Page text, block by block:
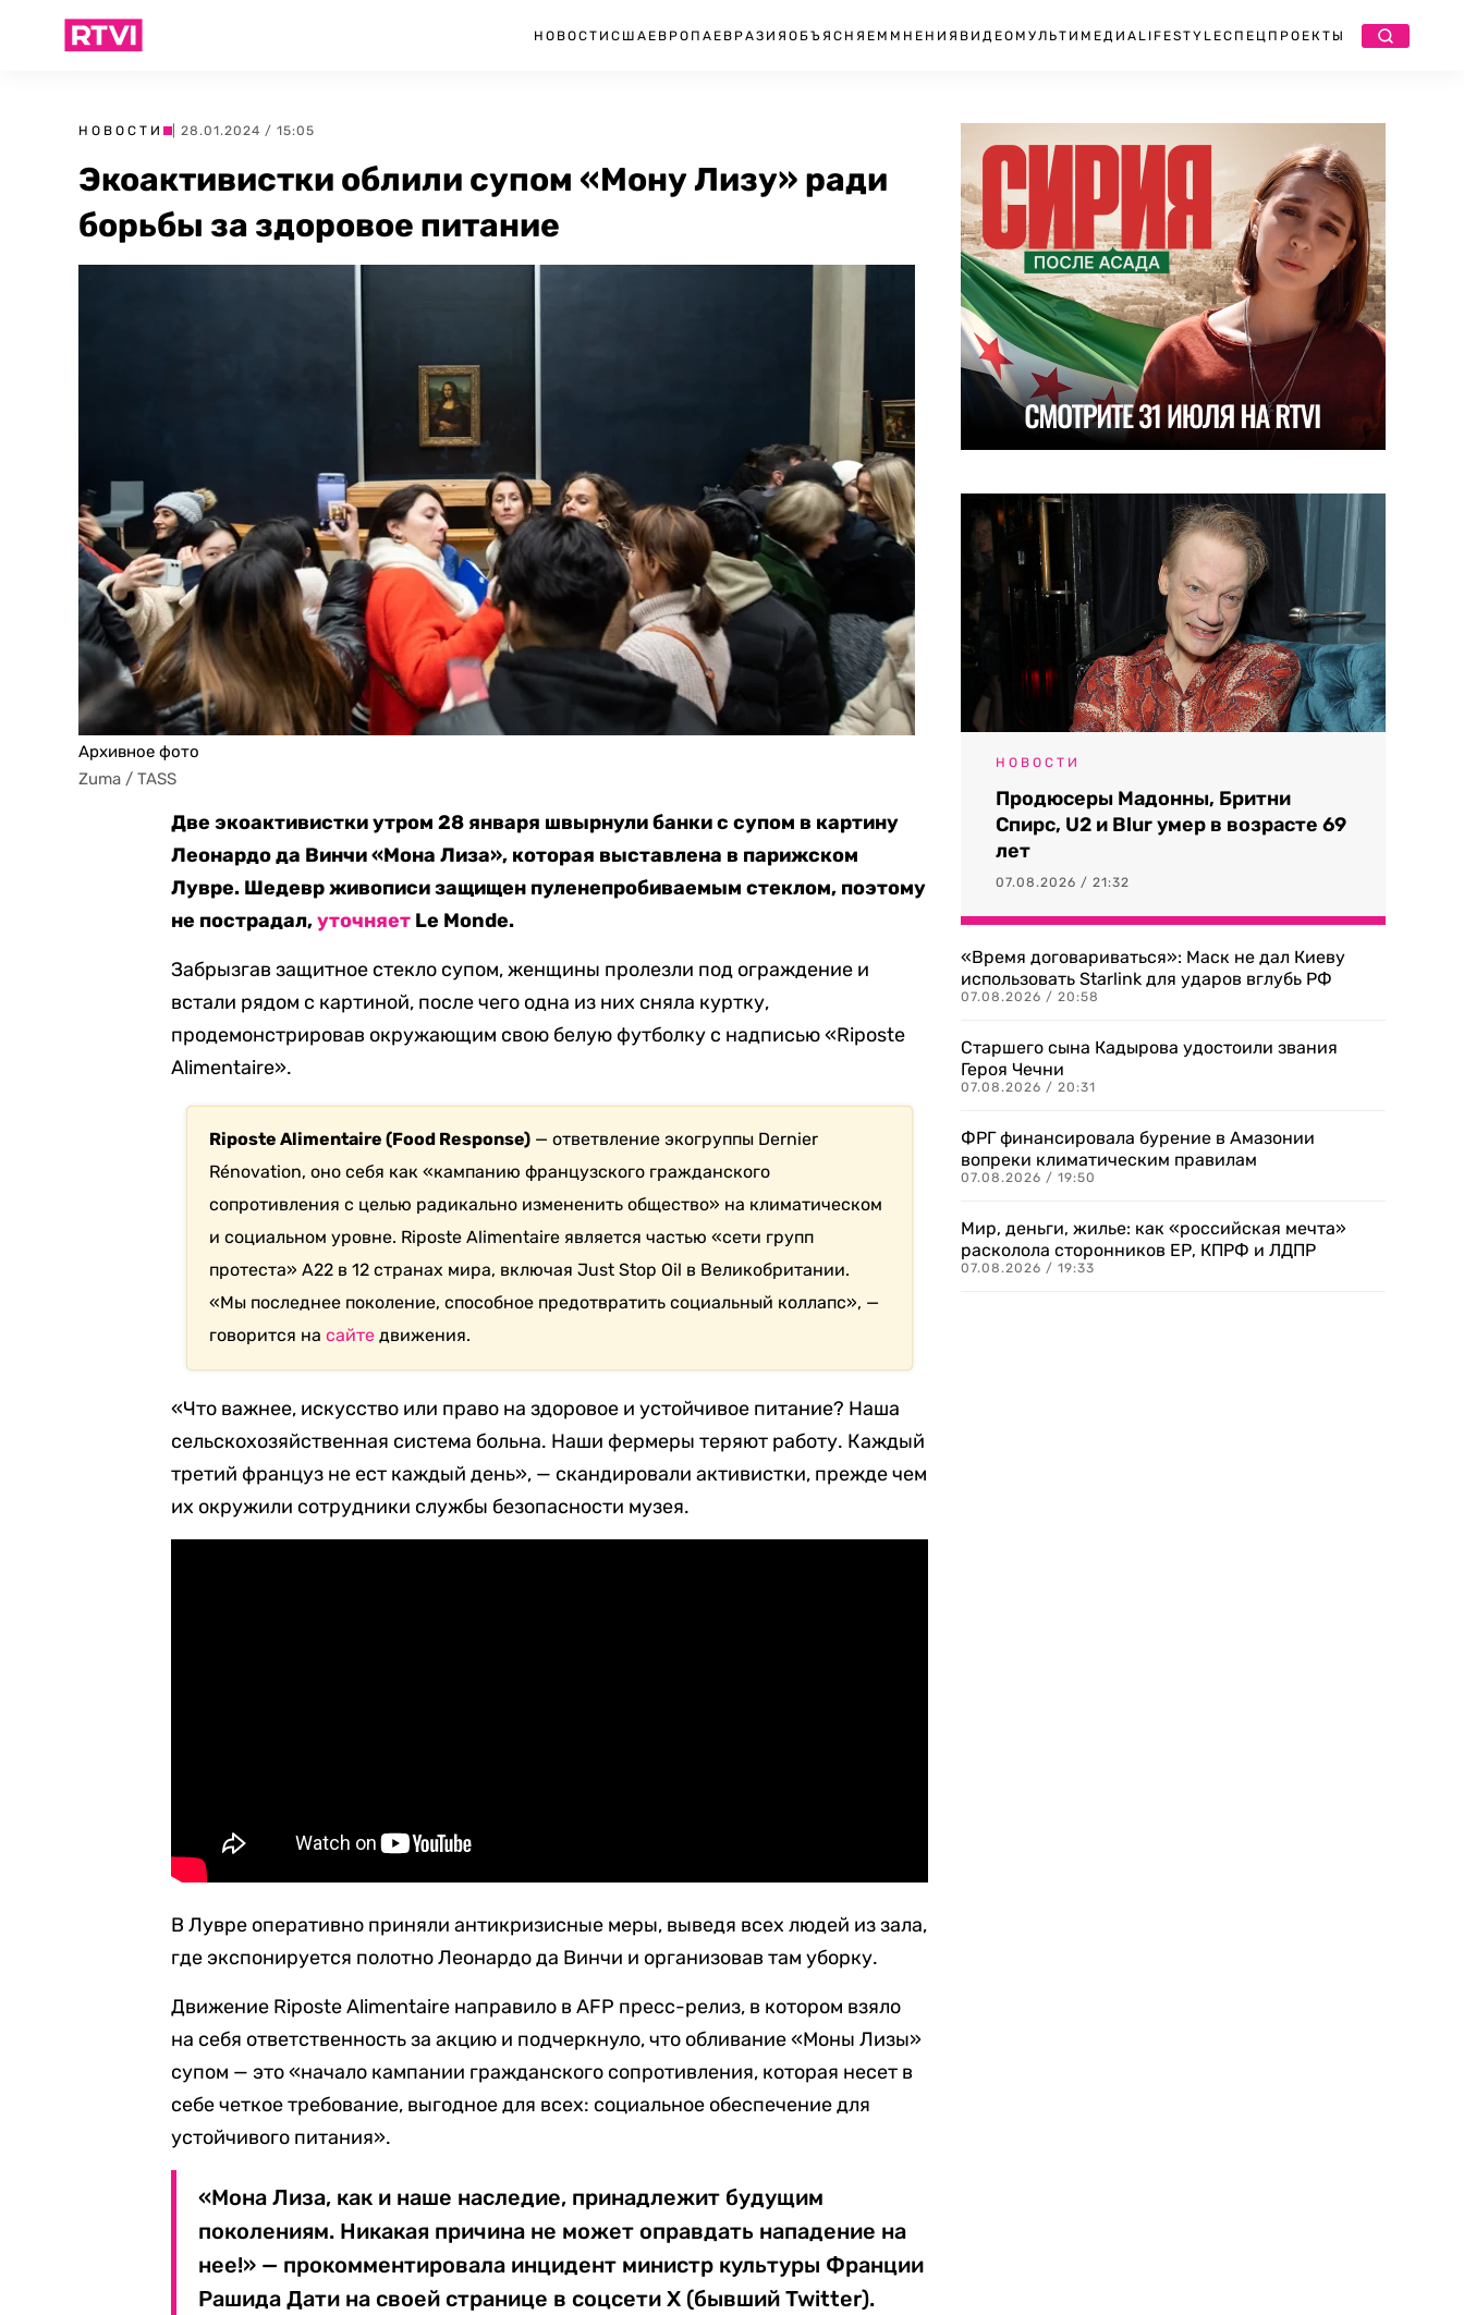
НОВОСТИ США ЕВРОПА ЕВРАЗИЯ ОБЪЯСНЯЕМ МНЕНИЯ ВИДЕО МУЛЬТИМЕДИА LIFESTYLEСПЕЦПРОЕКТЫ
НОВОСТИ | 28.01.2024 / 15:05
Экоактивистки облили супом «Мону Лизу» ради
борьбы за здоровое питание
Архивное фото
Zuma / TASS
Две экоактивистки утром 28 января швырнули банки с супом в картину
Леонардо да Винчи «Мона Лиза», которая выставлена в парижском
Лувре. Шедевр живописи защищен пуленепробиваемым стеклом, поэтому
не пострадал,уточняет Le Monde.
Забрызгав защитное стекло супом, женщины пролезли под ограждение и
встали рядом с картиной, после чего одна из них сняла куртку,
продемонстрировав окружающим свою белую футболку с надписью «Riposte
Alimentaire».
Riposte Alimentaire (Food Response) — ответвление экогруппы Dernier
Rénovation, оно себя как «кампанию французского гражданского
сопротивления с целью радикально измененить общество» на климатическом
и социальном уровне. Riposte Alimentaire является частью «сети групп
протеста» А22 в 12 странах мира, включая Just Stop Oil в Великобритании.
«Мы последнее поколение, способное предотвратить социальный коллапс», —
говорится насайте движения.
«Что важнее, искусство или право на здоровое и устойчивое питание? Наша
сельскохозяйственная система больна. Наши фермеры теряют работу. Каждый
третий француз не ест каждый день», — скандировали активистки, прежде чем
их окружили сотрудники службы безопасности музея.
В Лувре оперативно приняли антикризисные меры, выведя всех людей из зала,
где экспонируется полотно Леонардо да Винчи и организовав там уборку.
Движение Riposte Alimentaire направило в AFP пресс-релиз, в котором взяло
на себя ответственность за акцию и подчеркнуло, что обливание «Моны Лизы»
супом — это «начало кампании гражданского сопротивления, которая несет в
себе четкое требование, выгодное для всех: социальное обеспечение для
устойчивого питания».
«Мона Лиза, как и наше наследие, принадлежит будущим
поколениям. Никакая причина не может оправдать нападение на
нее!» — прокомментировала инцидент министр культуры Франции
Рашида Дати на своей странице в соцсети Х (бывший Twitter).
НОВОСТИ
Продюсеры Мадонны, Бритни
Спирс, U2 и Blur умер в возрасте 69
лет
07.08.2026 / 21:32
«Время договариваться»: Маск не дал Киеву
использовать Starlink для ударов вглубь РФ
07.08.2026 / 20:58
Старшего сына Кадырова удостоили звания
Героя Чечни
07.08.2026 / 20:31
ФРГ финансировала бурение в Амазонии
вопреки климатическим правилам
07.08.2026 / 19:50
Мир, деньги, жилье: как «российская мечта»
расколола сторонников ЕР, КПРФ и ЛДПР
07.08.2026 / 19:33